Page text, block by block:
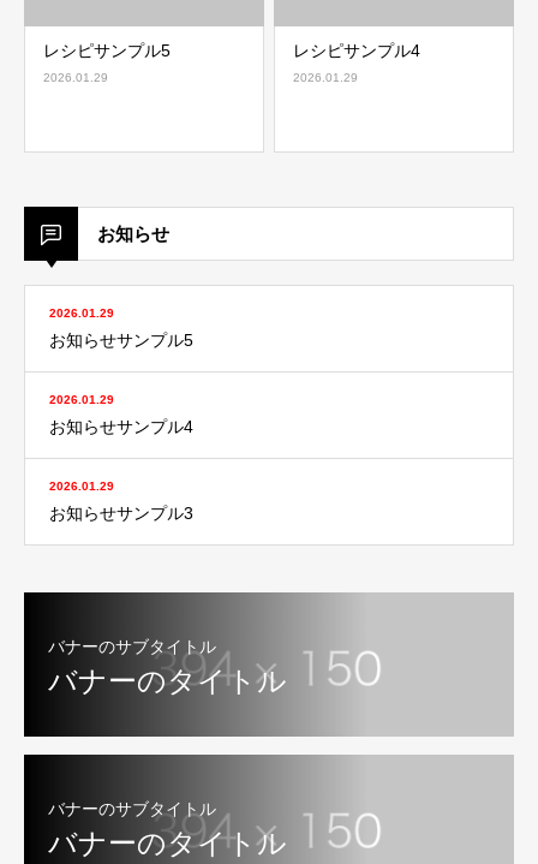
レシピサンプル5
2026.01.29
レシピサンプル4
2026.01.29
お知らせ
2026.01.29
お知らせサンプル5
2026.01.29
お知らせサンプル4
2026.01.29
お知らせサンプル3
バナーのサブタイトル
バナーのタイトル
バナーのサブタイトル
バナーのタイトル